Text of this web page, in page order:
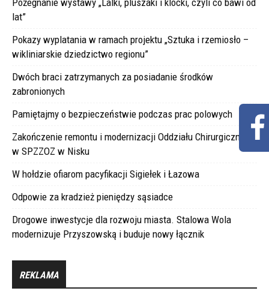
lat”
Pokazy wyplatania w ramach projektu „Sztuka i rzemiosło –
wikliniarskie dziedzictwo regionu”
Dwóch braci zatrzymanych za posiadanie środków
zabronionych
Pamiętajmy o bezpieczeństwie podczas prac polowych
Zakończenie remontu i modernizacji Oddziału Chirurgicznego
w SPZZOZ w Nisku
W hołdzie ofiarom pacyfikacji Sigiełek i Łazowa
Odpowie za kradzież pieniędzy sąsiadce
Drogowe inwestycje dla rozwoju miasta. Stalowa Wola
modernizuje Przyszowską i buduje nowy łącznik
REKLAMA